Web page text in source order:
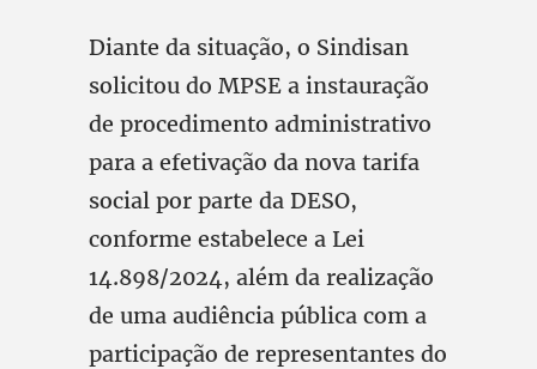
Diante da situação, o Sindisan
solicitou do MPSE a instauração
de procedimento administrativo
para a efetivação da nova tarifa
social por parte da DESO,
conforme estabelece a Lei
14.898/2024, além da realização
de uma audiência pública com a
participação de representantes do